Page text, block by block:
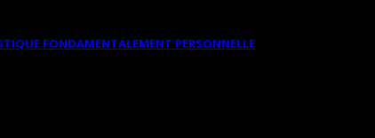
FONDAMENTALEMENT PERSONNELLE